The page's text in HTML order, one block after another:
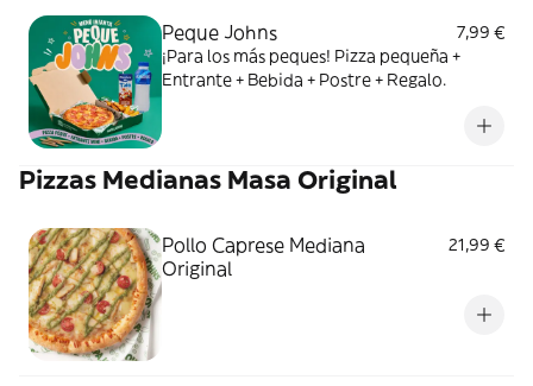
Peque Johns
7,99 €
¡Para los más peques! Pizza pequeña +
Entrante + Bebida + Postre + Regalo.
Pizzas Medianas Masa Original
Pollo Caprese Mediana
Original
21,99 €